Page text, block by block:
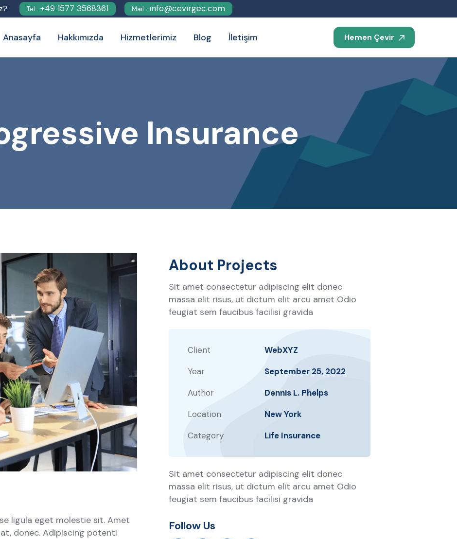
Tel : +49 1577 3568361 Mail : info@cevirgec.com
Anasayfa Hakkımızda Hizmetlerimiz Blog İletişim Hemen Çevir
Insurance
ligula eget molestie sit. Amet
donec. Adipiscing potenti
About Projects
Sit amet consectetur adipiscing elit donec
massa elit risus, ut dictum elit arcu amet Odio
feugiat sem faucibus facilisi gravida
Client
Year
Author
Location
Category
WebXYZ
September 25, 2022
Dennis L. Phelps
New York
Life Insurance
Sit amet consectetur adipiscing elit donec
massa elit risus, ut dictum elit arcu amet Odio
feugiat sem faucibus facilisi gravida
Follow Us